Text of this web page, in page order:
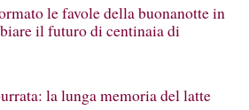
le favole della buonanotte in
il futuro di centinaia di
la lunga memoria del latte